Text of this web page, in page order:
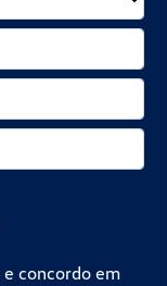
e concordo em